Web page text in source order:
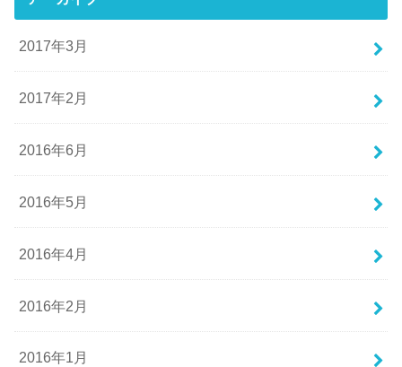
2017年3月
2017年2月
2016年6月
2016年5月
2016年4月
2016年2月
2016年1月